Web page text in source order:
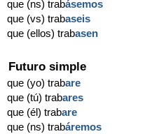
que (ns) trabásemos
que (vs) trabaseis
que (ellos) trabasen
Futuro simple
que (yo) trabare
que (tú) trabares
que (él) trabare
que (ns) trabáremos